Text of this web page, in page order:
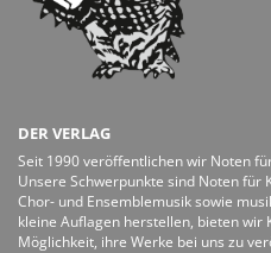
DER VERLAG
Seit 1990 veröffentlichen wir Noten
Unsere Schwerpunkte sind Noten für
Chor- und Ensemblemusik sowie
kleine Auflagen herstellen, bieten wir
Möglichkeit, ihre Werke bei uns zu